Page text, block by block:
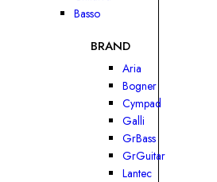
Basso
BRAND
Aria
Bogner
Cympad
Galli
GrBass
GrGuitar
Lantec